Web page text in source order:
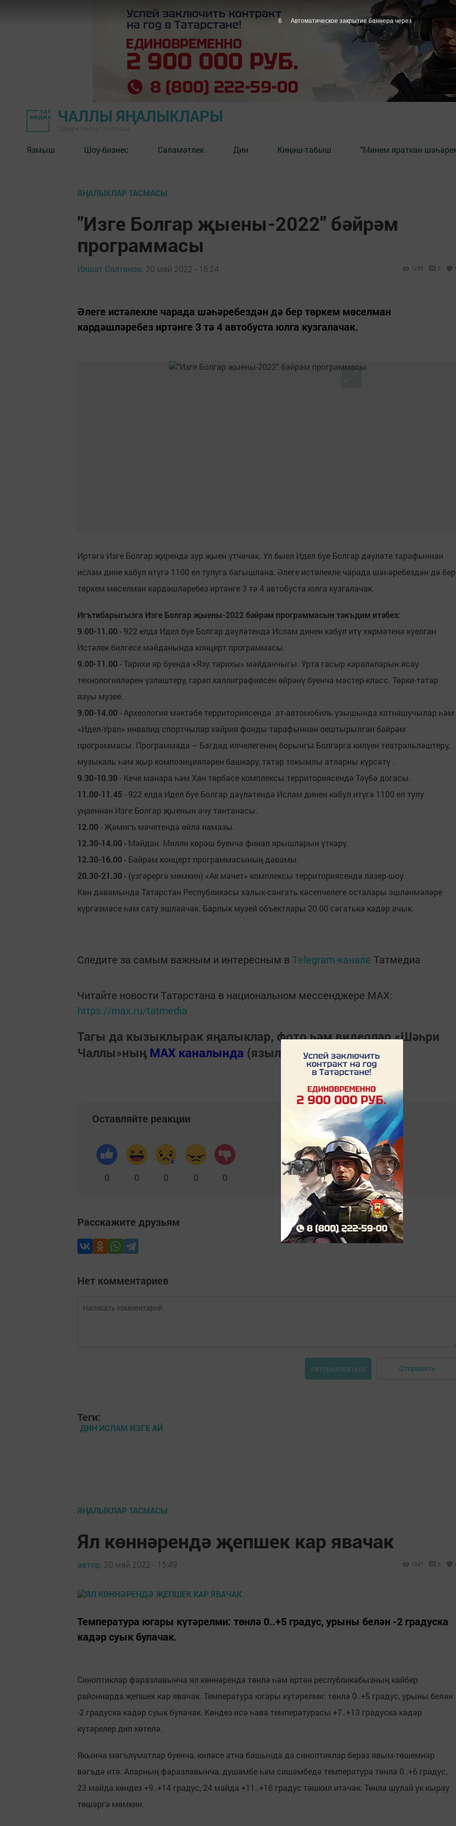
ЧАЛЛЫ ЯҢАЛЫКЛАРЫ
Язмыш Шоу-бизнес Сәламәтлек Дин Киңәш-табыш "Минем яраткан
ЯҢАЛЫКЛАР ТАСМАСЫ
"Изге Болгар җыены-2022" бәйрәм
программасы
Илшат Солтанов, 20 май 2022 - 16:24 1258 0
Әлеге истәлекле чарада шәһәребездән дә бер төркем мөселман
кардәшләребез иртәнге 3 тә 4 автобуста юлга кузгалачак.
Иртәгә Изге Болгар җирендә зур җыен үтчәчәк. Ул быел Идел буе Болгар дәүләте тарафыннан
ислам дине кабул итүгә 1100 ел тулуга багышлана. Әлеге истәлекле чарада шәһәребездән дә бер
төркем мөселман кардәшләребез иртәнге 3 тә 4 автобуста юлга кузгалачак.
Игътибарыгызга Изге Болгар җыены-2022 бәйрәм программасын тәкъдим итәбез:
9.00-11.00- 922 елда Идел буе Болгар дәүләтендә Ислам динен кабул итү хөрмәтенә куелган
Истәлек билгесе мәйданында концерт программасы.
9.00-11.00- Тарихи яр буенда «Язу тарихы» мәйданчыгы. Урта гасыр каралаларын ясау
технологияләрен үзләштерү, гарәп каллиграфиясен өйрәнү буенча мастер-класс. Төрки-татар
язуы музее.
9.00-14.00- Археология мәктәбе территориясендә ат-автомобиль узышында катнашучылар һәм
«Идел-Урал» инвалид спортчылар хәйрия фонды тарафыннан оештырылган бәйрәм
программасы. Программада – Багдад илчелегенең борынгы Болгарга килүен театральләштерү,
музыкаль һәм җыр композицияләрен башкару, татар токымлы атларны күрсәтү .
9.30-10.30- Кече манара һәм Хан төрбәсе комплексы территориясендә Тәүбә догасы.
11.00-11.45 - 922 елда Идел буе Болгар дәүләтендә Ислам динен кабул итүгә 1100 ел тулу
уңаеннан Изге Болгар җыенын ачу тантанасы.
12.00- Җәмигъ мәчетендә өйлә намазы.
12.30-14.00- Мәйдан. Милли көрәш буенча финал ярышларын үткәрү.
12.30-16.00- Бәйрәм концерт программасының дәвамы.
20.30-21.30- (үзгәрергә мөмкин) «Ак мәчет» комплексы территориясендә лазер-шоу.
Көн дәвамында Татарстан Республикасы халык-сәнгать кәсепчелеге осталары эшләнмәләре
күргәзмәсе һәм сату эшләячәк. Барлык музей объектлары 20.00 сәгатькә кадәр ачык.
Следите за самым важным и интересным в Telegram-канале Татмедиа
Читайте новости Татарстана в национальном мессенджере MАХ:
https://max.ru/tatmedia
Тагы да кызыклырак яңалыклар, фото һәм видеолар «Шәһри
Чаллы»ның MAX каналында (язылыгыз).
Оставляйте реакции
0 0 0 0 0
Расскажите друзьям
Нет комментариев
Авторизоваться Отправить
Теги:
ДИН ИСЛАМ ИЗГЕ АЙ
ЯҢАЛЫКЛАР ТАСМАСЫ
Ял көннәрендә җепшек кар явачак
автор, 20 май 2022 - 15:49 1047 0
Температура югары күтәрелми: төнлә 0..+5 градус, урыны белән -2 градуска
кадәр суык булачак.
Синоптиклар фаразлавынча ял көннәрендә төнлә һәм иртән республикабызның кайбер
районнарда җепшек кар явачак. Температура югары күтәрелми: төнлә 0..+5 градус, урыны белән
-2 градуска кадәр суык булачак. Көндез исә һава температурасы +7..+13 градуска кадәр
күтәрелер дип көтелә.
Якынча мәгълүматлар буенча, киләсе атна башында да синоптиклар бераз явым-төшемнәр
вәгъдә итә. Аларның фаразлавынча, дүшәмбе һәм сишәмбедә температура төнлә 0..+6 градус,
23 майда көндез +9..+14 градус, 24 майда +11..+16 градус тәшкил итәчәк. Төнлә шулай ук кырау
төшәргә мөмкин.
5 Автоматическое закрытие баннера через